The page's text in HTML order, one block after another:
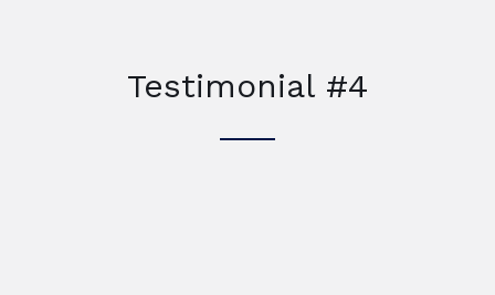
Testimonial #4